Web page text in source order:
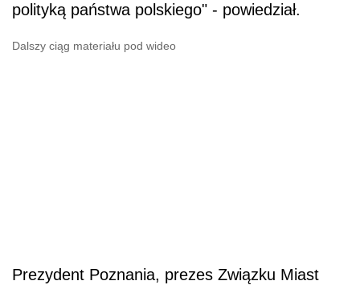
polityką państwa polskiego" - powiedział.
Dalszy ciąg materiału pod wideo
Prezydent Poznania, prezes Związku Miast